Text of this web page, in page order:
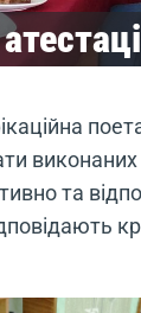
виконаних
та